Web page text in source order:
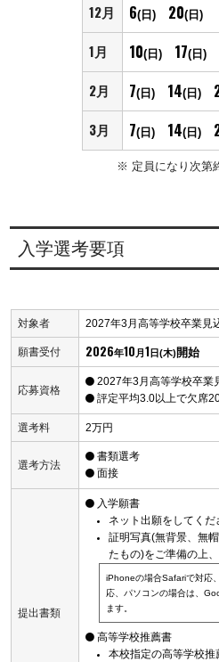
12月 6(日) 20(日)
1月 10(日) 17(日)
2月 7(日) 14(日)
3月 7(日) 14(日)
定員になり次第
入学選考要項
対象者 2027年3月高等学校卒業見
願書受付 2026年10 月1日(木)開始
応募資格
2027年3月高等学校卒業
評定平均3.0以上で欠席
選考料 2万円
選考方法
書類選考
面接
提出書類
入学願書
ネット出願をしてくだ
証明写真(無背景、無
たもの)をご準備の上
iPhoneの場合Safariで対応
応、パソコンの場合は、
ます。
高等学校推薦書
本校指定の高等学校推